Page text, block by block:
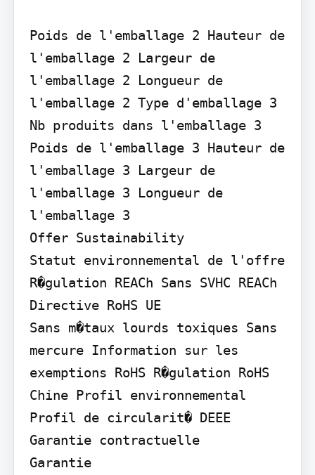
Poids de l'emballage 2 Hauteur de
l'emballage 2 Largeur de
l'emballage 2 Longueur de
l'emballage 2 Type d'emballage 3
Nb produits dans l'emballage 3
Poids de l'emballage 3 Hauteur de
l'emballage 3 Largeur de
l'emballage 3 Longueur de
l'emballage 3
Offer Sustainability
Statut environnemental de l'offre
R�gulation REACh Sans SVHC REACh
Directive RoHS UE
Sans m�taux lourds toxiques Sans
mercure Information sur les
exemptions RoHS R�gulation RoHS
Chine Profil environnemental
Profil de circularit� DEEE
Garantie contractuelle
Garantie